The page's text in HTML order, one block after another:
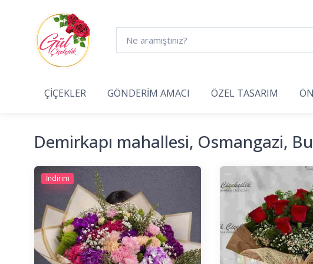
ÇİÇEKLER GÖNDERİM AMACI ÖZEL TASARIM
Demirkapı mahallesi, Osmangazi,
İndirim